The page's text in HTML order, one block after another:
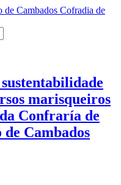
Cofradia de
marisqueiros
Confraría de
de Cambados